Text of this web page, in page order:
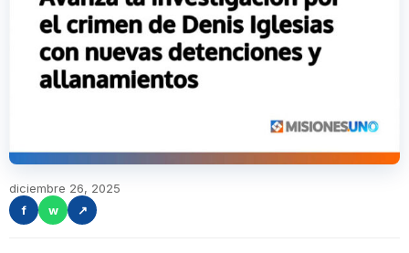
diciembre 26, 2025
f
w ↗